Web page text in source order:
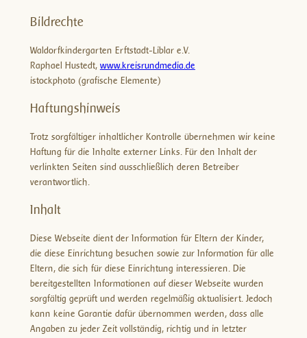
Bildrechte
Waldorfkindergarten Erftstadt-Liblar e.V.
Raphael Hustedt, www.kreisrundmedia.de
istockphoto (grafische Elemente)
Haftungshinweis
Trotz sorgfältiger inhaltlicher Kontrolle übernehmen wir keine
Haftung für die Inhalte externer Links. Für den Inhalt der
verlinkten Seiten sind ausschließlich deren Betreiber
verantwortlich.
Inhalt
Diese Webseite dient der Information für Eltern der Kinder,
die diese Einrichtung besuchen sowie zur Information für alle
Eltern, die sich für diese Einrichtung interessieren. Die
bereitgestellten Informationen auf dieser Webseite wurden
sorgfältig geprüft und werden regelmäßig aktualisiert. Jedoch
kann keine Garantie dafür übernommen werden, dass alle
Angaben zu jeder Zeit vollständig, richtig und in letzter